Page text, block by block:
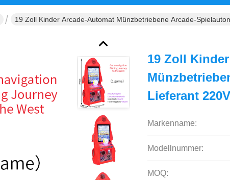
19 Zoll Kinder Arcade-Automat Münzbetriebene Arcade-
19 Zoll
Lieferant 220V
Markenname:
Modellnummer:
MOQ: